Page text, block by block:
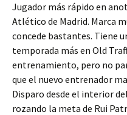
Jugador más rápido en
Atlético de Madrid. Marca
concede bastantes. Tiene
temporada más en Old
entrenamiento, pero no
que el nuevo entrenador
Disparo desde el interior
rozando la meta de Rui